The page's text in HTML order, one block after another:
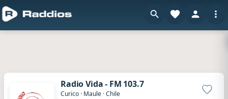
Radio Vida - FM 103.7
Curico · Maule ·Chile